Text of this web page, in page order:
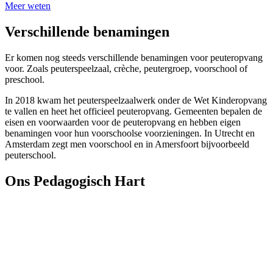
Meer weten
Verschillende benamingen
Er komen nog steeds verschillende benamingen voor peuteropvang
voor. Zoals peuterspeelzaal, crèche, peutergroep, voorschool of
preschool.
In 2018 kwam het peuterspeelzaalwerk onder de Wet Kinderopvang
te vallen en heet het officieel peuteropvang. Gemeenten bepalen de
eisen en voorwaarden voor de peuteropvang en hebben eigen
benamingen voor hun voorschoolse voorzieningen. In Utrecht en
Amsterdam zegt men voorschool en in Amersfoort bijvoorbeeld
peuterschool.
Ons Pedagogisch Hart